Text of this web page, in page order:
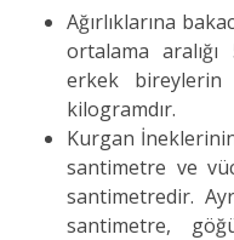
Ağırlıklarına
ortalama
erkek bireylerin
kilogramdır.
Kurgan
santimetre ve
santimetredir.
santimetre,